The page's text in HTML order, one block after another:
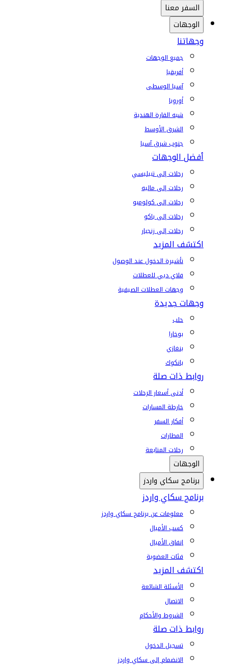
السفر معنا
الوجهات
وجهاتنا
جميع الوجهات
أفريقيا
آسيا الوسطى
أوروبا
شبه القارة الهندية
الشرق الأوسط
جنوب شرق آسيا
أفضل الوجهات
رحلات إلى تبيليسي
رحلات إلى ماليه
رحلات إلى كولومبو
رحلات إلى باكو
رحلات إلى زنجبار
اكتشف المزيد
تأشيرة الدخول عند الوصول
فلاي دبي للعطلات
وجهات العطلات الصيفية
وجهات جديدة
حلب
بوخارا
بنغازي
بانكوك
روابط ذات صلة
أدنى أسعار الرحلات
خارطة المسارات
أفكار السفر
المطارات
رحلات المتابعة
الوجهات
برنامج سكاي واردز
برنامج سكاي واردز
معلومات عن برنامج سكاي واردز
كسب الأميال
إنفاق الأميال
فئات العضوية
اكتشف المزيد
الأسئلة الشائعة
الاتصال
الشروط والأحكام
روابط ذات صلة
تسجيل الدخول
الانضمام إلى سكاي واردز